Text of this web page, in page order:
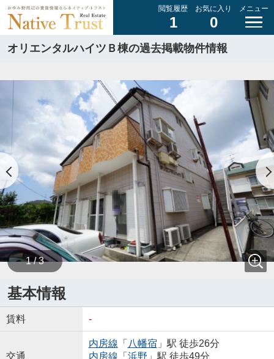
閲覧履歴
1
お気に入り
0
メニュー
オリエンタルハイツＢ棟の過去掲載物件情報
1 / 3
基本情報
賃料 -
交通
内房線 「 八幡宿 」駅 徒歩26分
内房線 「 浜野 」駅 徒歩49分